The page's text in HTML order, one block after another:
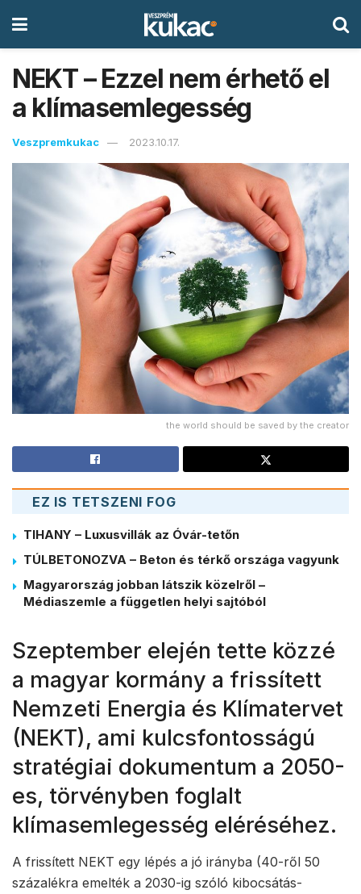
NEKT – Ezzel nem érhető el
a klímasemlegesség
Veszpremkukac 2023.10.17.
the world should be saved by the creator
EZ IS TETSZENI FOG
TIHANY – Luxusvillák az Óvár-tetőn
TÚLBETONOZVA – Beton és térkő országa vagyunk
Magyarország jobban látszik közelről –
Médiaszemle a független helyi sajtóból
Szeptember elején tette közzé
a magyar kormány a frissített
Nemzeti Energia és Klímatervet
(NEKT), ami kulcsfontosságú
stratégiai dokumentum a 2050-
es, törvényben foglalt
klímasemlegesség eléréséhez.
A frissített NEKT egy lépés a jó irányba (40-ről 50
százalékra emelték a 2030-ig szóló kibocsátás-